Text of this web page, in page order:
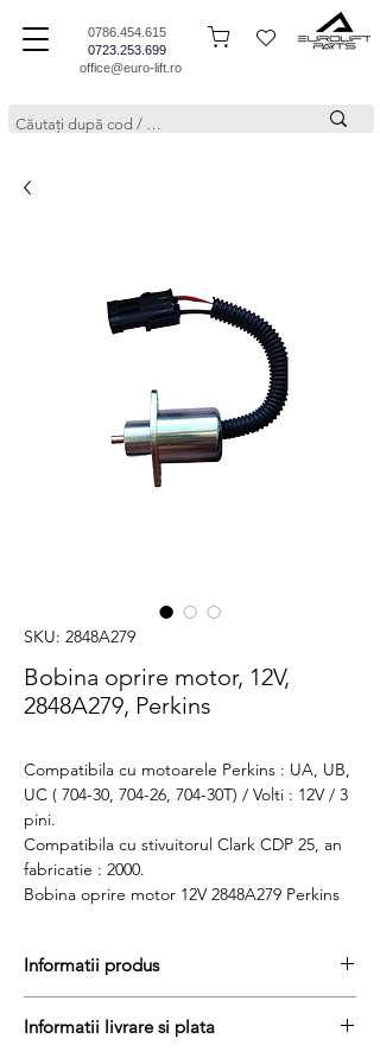
0786.454.615
0723.253.699
office@euro-lift.ro
SKU: 2848A279
Bobina oprire motor, 12V,
2848A279, Perkins
Compatibila cu motoarele Perkins : UA, UB,
UC ( 704-30, 704-26, 704-30T) / Volti : 12V / 3
pini.
Compatibila cu stivuitorul Clark CDP 25, an
fabricatie : 2000.
Bobina oprire motor 12V 2848A279 Perkins
Informatii produs
livrare
Informatii livrare si plata